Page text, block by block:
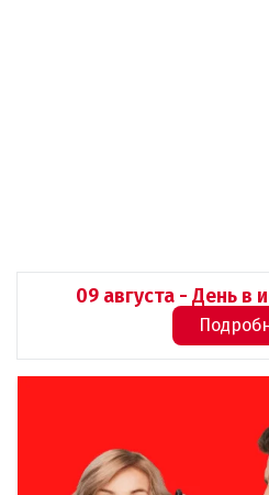
09 августа - День в